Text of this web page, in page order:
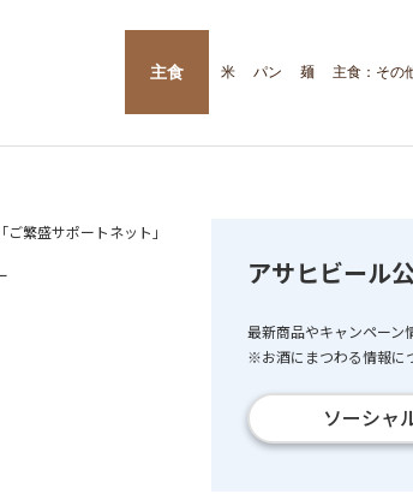
主食 米 パン 麺 主食：その
繁盛サポートネット」
アサヒビール
最新商品やキャンペーン
※お酒にまつわる情報に
ソーシャ